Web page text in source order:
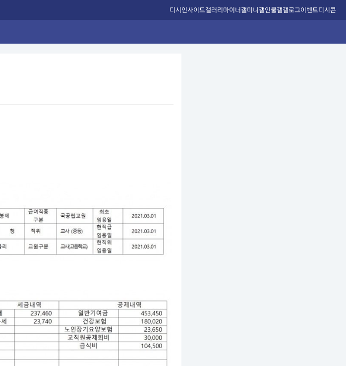
디시인사이드갤러리마이너갤미니갤인물갤갤로그이벤트디시콘